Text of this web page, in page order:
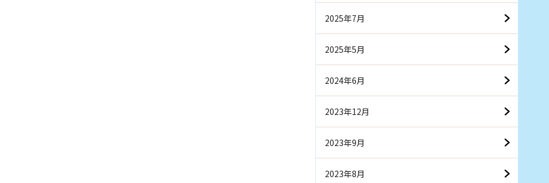
2025年7月
2025年5月
2024年6月
2023年12月
2023年9月
2023年8月